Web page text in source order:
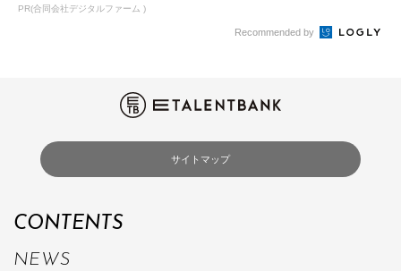
PR(合同会社デジタルファーム )
Recommended by
サイトマップ
CONTENTS
NEWS